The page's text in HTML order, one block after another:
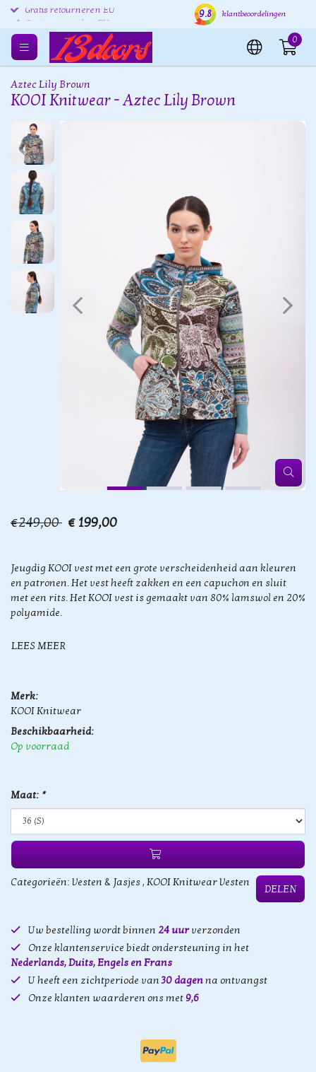
Gratis retourneren EU Verzending binnen 24 uur
9.8 klantbeoordelingen
0
Aztec Lily Brown
KOOI Knitwear - Aztec Lily Brown
€249,00 € 199,00
Jeugdig KOOI vest met een grote verscheidenheid aan kleuren
en patronen. Het vest heeft zakken en een capuchon en sluit
met een rits. Het KOOI vest is gemaakt van 80% lamswol en 20%
polyamide.
LEES MEER
Merk:
KOOI Knitwear
Beschikbaarheid:
Op voorraad
Maat: *
Categorieën: Vesten & Jasjes, KOOI Knitwear Vesten
DELEN
Uw bestelling wordt binnen 24 uurverzonden
Onze klantenservice biedt ondersteuning in het
Nederlands, Duits, Engels en Frans
U heeft een zichtperiode van30 dagenna ontvangst
Onze klanten waarderen ons met 9,6